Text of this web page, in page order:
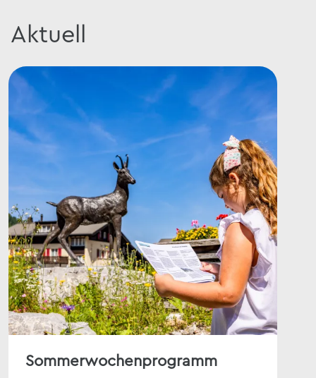
Aktuell
Sommerwochenprogramm